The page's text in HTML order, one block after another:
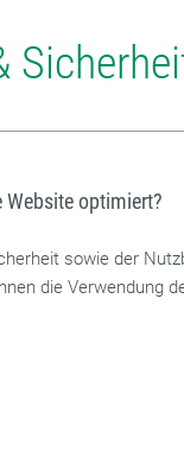
Website optimiert?
sowie der
die Verwendung